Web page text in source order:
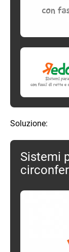
Soluzione:
Sistemi